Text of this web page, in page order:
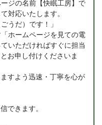
ジの名前【快眠工房】で
対応いたします。
うだ）です！」
ホームページを見ての電
いただければすぐに担当
お申し付けくださいま
すよう迅速・丁寧を心が
できます。